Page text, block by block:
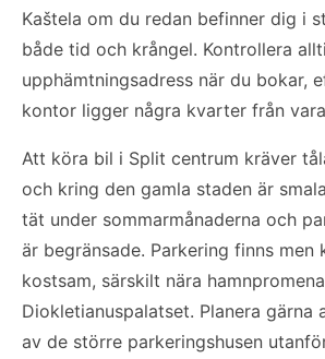
Kaštela om du redan befinner dig i
både tid och krångel. Kontrollera
upphämtningsadress när du bokar,
kontor ligger några kvarter från
Att köra bil i Split centrum kräver
och kring den gamla staden är
tät under sommarmånaderna och
är begränsade. Parkering finns men
kostsam, särskilt nära
Diokletianuspalatset. Planera gärna
av de större parkeringshusen